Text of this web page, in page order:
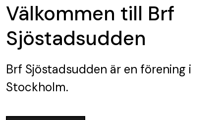
Välkommen till Brf
Sjöstadsudden
Brf Sjöstadsudden är en förening i
Stockholm.